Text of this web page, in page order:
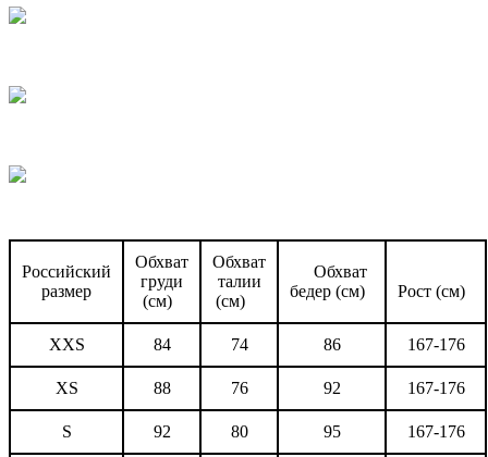
Российский
размер
Обхват
груди
(см)
Обхват
талии
(см)
Обхват
бедер (см)
Рост (см)
XXS 84 74 86 167-176
XS 88 76 92 167-176
S 92 80 95 167-176